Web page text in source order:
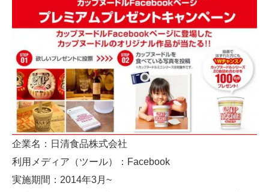
企業名：日清食品株式会社
利用メディア（ツール）：Facebook
実施期間：2014年3月~